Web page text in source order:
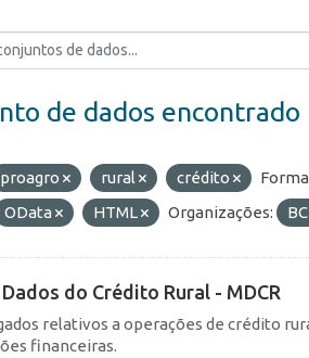
de dados encontrado
proagro rural crédito
OData HTML Organizações:
do Crédito Rural - MDCR
relativos a operações de crédito
financeiras.